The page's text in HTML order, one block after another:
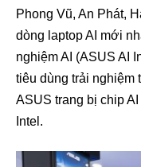
Phong Vũ, An Phát,
dòng laptop AI mới
nghiệm AI (ASUS AI
tiêu dùng trải nghiệm
ASUS trang bị chip
Intel.